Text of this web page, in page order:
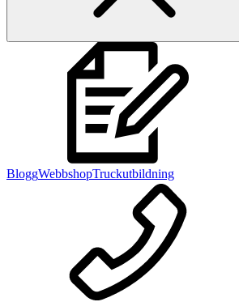
BloggWebbshopTruckutbildning